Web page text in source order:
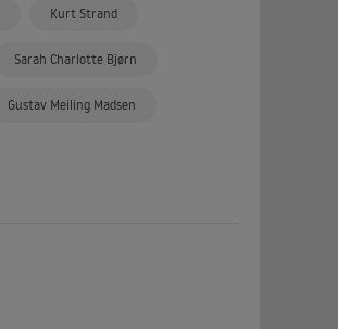
Kurt Strand
Sarah Charlotte Bjørn
Gustav Meiling Madsen